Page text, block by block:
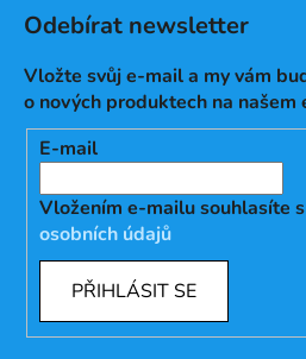
Odebírat newsletter
Vložte svůj e-mail a my vám
o nových produktech na našem
E-mail
Vložením e-mailu souhlasíte s
osobních údajů
PŘIHLÁSIT SE